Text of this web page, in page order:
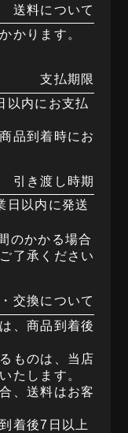
送料について
かります。
支払期限
以内にお支払
品到着時にお
引き渡し時期
日以内に発送
のかかる場合
了承ください
交換について
、商品到着後
ものは、当店
たします。
、送料はお客
着後7日以上